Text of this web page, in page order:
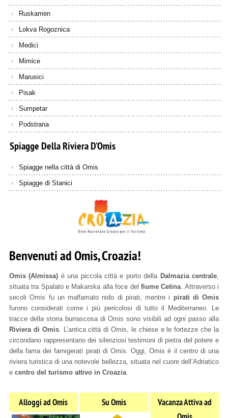
Ruskamen
Lokva Rogoznica
Medici
Mimice
Marusici
Pisak
Sumpetar
Podstrana
SpiaggeDellaRivieraD'Omis
Spiagge nella città di Omis
Spiagge di Stanici
Benvenuti ad Omis, Croazia!
Omis (Almissa) è una piccola città e porto della Dalmazia centrale
situata tra Spalato e Makarska alla foce del fiume Cetina . Attraverso i
secoli Omis fu un malfamato nido di pirati, mentre i pirati di Omis
furono considerati come i più pericolosi di tutto il Mediterraneo. Le
tracce della storia burrascosa di Omis sono visibili ad ogni passo alla
Riviera di Omis. L’antica città di Omis, le chiese e le fortezze che la
circondano rappresentano dei silenziosi testimoni di pietra del potere e
della fama dei famigerati pirati di Omis. Oggi, Omis è il centro di una
riviera turistica di una notevole bellezza, situata nel cuore dell’Adriatico
e centro del turismo attivo in Croazia
Alloggi ad Omis Su Omis
Vacanza Attiva ad